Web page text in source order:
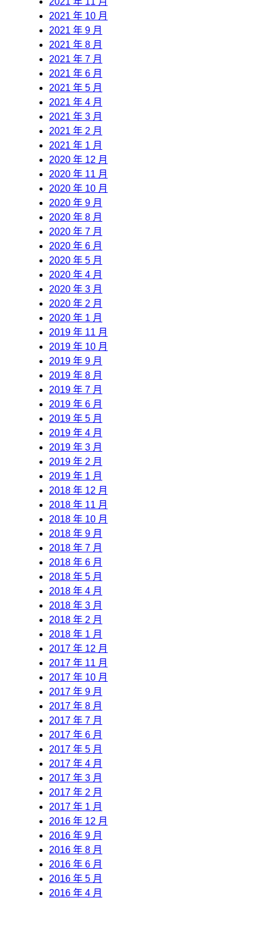
2021 年 10 月
2021 年 9 月
2021 年 8 月
2021 年 7 月
2021 年 6 月
2021 年 5 月
2021 年 4 月
2021 年 3 月
2021 年 2 月
2021 年 1 月
2020 年 12 月
2020 年 11 月
2020 年 10 月
2020 年 9 月
2020 年 8 月
2020 年 7 月
2020 年 6 月
2020 年 5 月
2020 年 4 月
2020 年 3 月
2020 年 2 月
2020 年 1 月
2019 年 11 月
2019 年 10 月
2019 年 9 月
2019 年 8 月
2019 年 7 月
2019 年 6 月
2019 年 5 月
2019 年 4 月
2019 年 3 月
2019 年 2 月
2019 年 1 月
2018 年 12 月
2018 年 11 月
2018 年 10 月
2018 年 9 月
2018 年 7 月
2018 年 6 月
2018 年 5 月
2018 年 4 月
2018 年 3 月
2018 年 2 月
2018 年 1 月
2017 年 12 月
2017 年 11 月
2017 年 10 月
2017 年 9 月
2017 年 8 月
2017 年 7 月
2017 年 6 月
2017 年 5 月
2017 年 4 月
2017 年 3 月
2017 年 2 月
2017 年 1 月
2016 年 12 月
2016 年 9 月
2016 年 8 月
2016 年 6 月
2016 年 5 月
2016 年 4 月